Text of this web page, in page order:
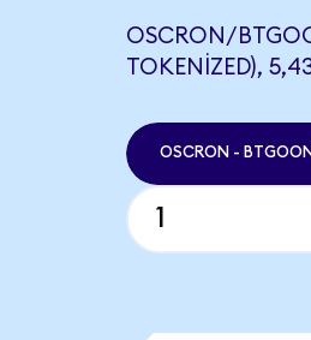
OSCRON/
TOKENIZED),
OSCRON -